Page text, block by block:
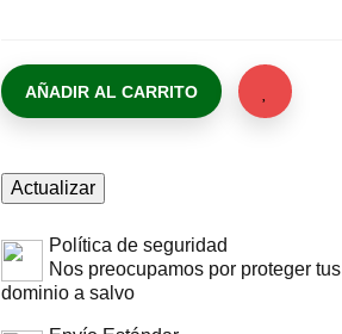
AÑADIR AL CARRITO
Política de seguridad
Nos preocupamos por proteger
dominio a salvo